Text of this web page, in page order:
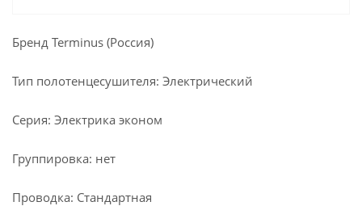
Бренд Terminus (Россия)
Тип полотенцесушителя: Электрический
Серия: Электрика эконом
Группировка: нет
Проводка: Стандартная